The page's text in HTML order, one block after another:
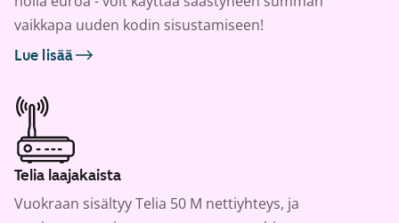
vaikkapa uuden kodin sisustamiseen!
Lue lisää
Telia laajakaista
Vuokraan sisältyy Telia 50 M nettiyhteys, ja